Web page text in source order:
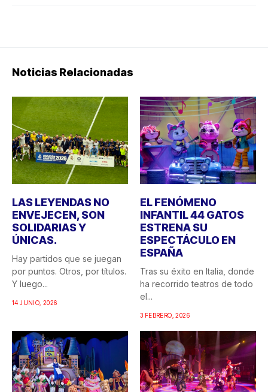
Noticias Relacionadas
LAS LEYENDAS NO
ENVEJECEN, SON
SOLIDARIAS Y
ÚNICAS.
Hay partidos que se juegan
por puntos. Otros, por títulos.
Y luego...
14 JUNIO, 2026
EL FENÓMENO
INFANTIL 44 GATOS
ESTRENA SU
ESPECTÁCULO EN
ESPAÑA
Tras su éxito en Italia, donde
ha recorrido teatros de todo
el...
3 FEBRERO, 2026